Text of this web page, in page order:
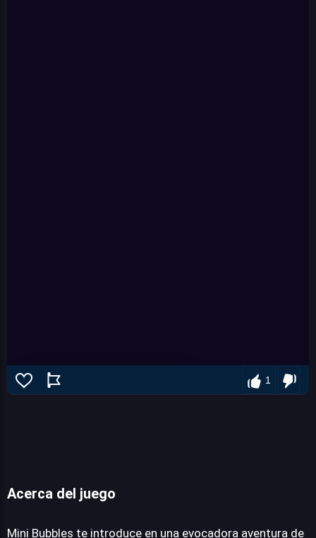
1
Acerca del juego
Mini Bubbles te introduce en una evocadora aventura de